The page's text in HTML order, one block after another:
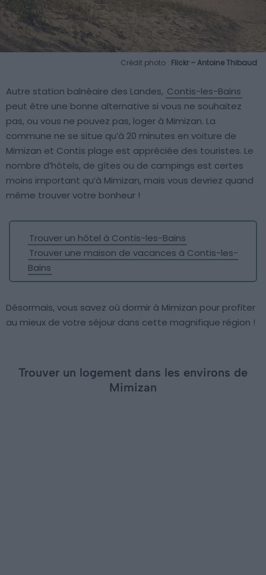
Crédit photo : Flickr – Antoine Thibaud
Autre station balnéaire des Landes, Contis-les-Bains
peut être une bonne alternative si vous ne souhaitez
pas, ou vous ne pouvez pas, loger à Mimizan. La
commune ne se situe qu’à 20 minutes en voiture de
Mimizan et Contis plage est appréciée des touristes. Le
nombre d’hôtels, de gîtes ou de campings est certes
moins important qu’à Mimizan, mais vous devriez quand
même trouver votre bonheur !
Trouver un hôtel à Contis-les-Bains
Trouver une maison de vacances à Contis-les-
Bains
Désormais, vous savez où dormir à Mimizan pour profiter
au mieux de votre séjour dans cette magnifique région !
Trouver un logement dans les environs de
Mimizan